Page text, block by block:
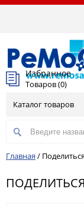
Избранное
Товаров (0)
Каталог товаров
Главная /